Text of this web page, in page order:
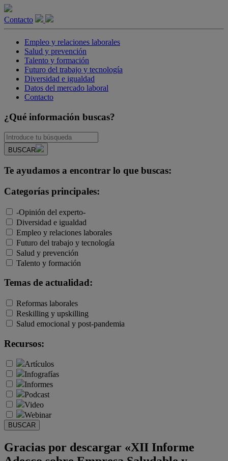
Contacto
Empleo y relaciones laborales
Salud y prevención
Talento y formación
Futuro del trabajo y tecnología
Diversidad e igualdad
Datos del mercado laboral
Contacto
¿Qué información buscas?
BUSCAR
Te ayudamos a encontrar lo que buscas:
Categorías principales:
-Opinión del experto-
Diversidad e igualdad
Empleo y relaciones laborales
Futuro del trabajo y tecnología
Salud y prevención
Talento y formación
Temas de actualidad:
Reformas laborales
Reskilling y upskilling
Salud emocional y post-pandemia
Recursos:
Artículos
Infografías
Informes
Podcast
Video
Webinar
BUSCAR
Gracias por descargar «XII Informe